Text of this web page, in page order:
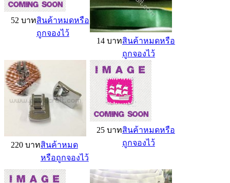
52 บาทสินค้าหมดหรือ
ถูกจองไว้
14 บาทสินค้าหมดหรือ
ถูกจองไว้
220 บาทสินค้าหมด
หรือถูกจองไว้
25 บาทสินค้าหมดหรือ
ถูกจองไว้